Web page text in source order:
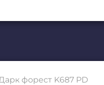
форест K687 PD